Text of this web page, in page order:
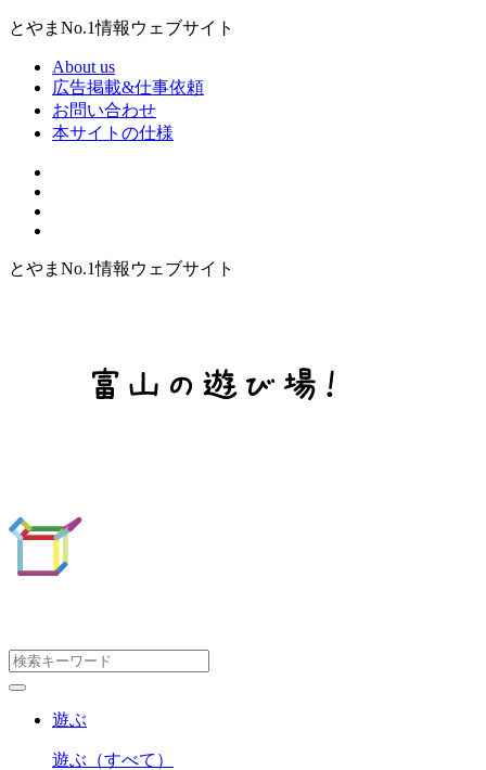
とやまNo.1情報ウェブサイト
About us
広告掲載&仕事依頼
お問い合わせ
本サイトの仕様
とやまNo.1情報ウェブサイト
遊ぶ
遊ぶ （すべて）